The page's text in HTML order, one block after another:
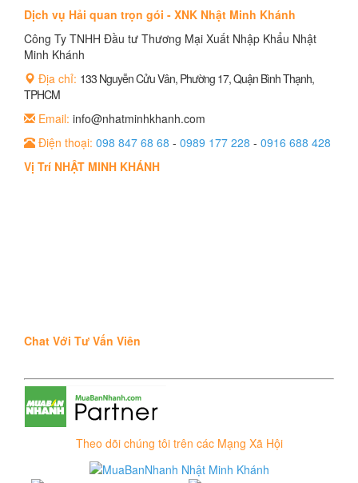
Dịch vụ Hải quan trọn gói - XNK Nhật Minh Khánh
Công Ty TNHH Đầu tư Thương Mại Xuất Nhập Khẩu Nhật
Minh Khánh
Địa chỉ: 133 Nguyễn Cửu Vân, Phường 17, Quận Bình Thạnh,
TPHCM
Email: info@nhatminhkhanh.com
Điện thoại: 098 847 68 68 - 0989 177 228 - 0916 688 428
Vị Trí NHẬT MINH KHÁNH
Chat Với Tư Vấn Viên
Theo dõi chúng tôi trên các Mạng Xã Hội